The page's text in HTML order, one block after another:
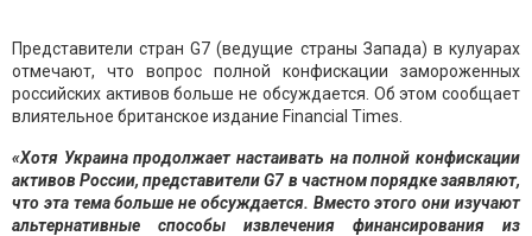
Представители стран G7 (ведущие страны Запада) в кулуарах
отмечают, что вопрос полной конфискации замороженных
российских активов больше не обсуждается. Об этом сообщает
влиятельное британское издание Financial Times.
«Хотя Украина продолжает настаивать на полной конфискации
активов России, представители G7 в частном порядке заявляют,
что эта тема больше не обсуждается. Вместо этого они изучают
альтернативные способы извлечения финансирования из